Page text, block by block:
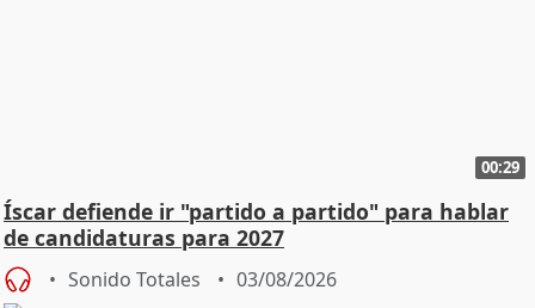
00:29
Íscar defiende ir "partido a partido" para hablar
de candidaturas para 2027
Sonido Totales 03/08/2026